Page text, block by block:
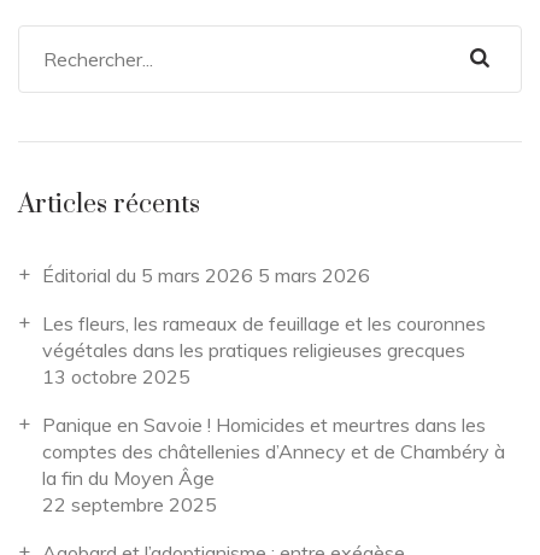
Articles récents
Éditorial du 5 mars 2026 5 mars 2026
Les fleurs, les rameaux de feuillage et les couronnes
végétales dans les pratiques religieuses grecques
13 octobre 2025
Panique en Savoie ! Homicides et meurtres dans les
comptes des châtellenies d’Annecy et de Chambéry à
la fin du Moyen Âge
22 septembre 2025